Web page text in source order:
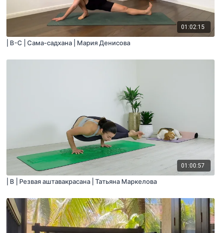
01:02:15
| B-С | Сама-садхана | Мария Денисова
01:00:57
| B | Резвая аштавакрасана | Татьяна Маркелова